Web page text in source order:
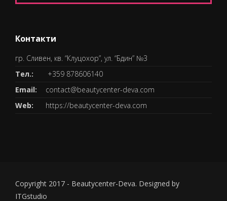
Контакти
гр. Сливен, кв. “Клуцохор”, ул. “Бдин” №3
Тел.:
+359 878606140
Email:
contact@beautycenter-deva.com
Web:
https://beautycenter-deva.com
Copyright 2017 - Beautycenter-Deva. Designed by
ITGstudio